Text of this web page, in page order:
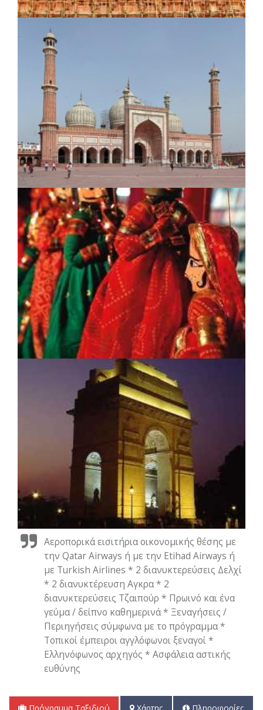
Αεροπορικά εισιτήρια οικονομικής θέσης με
την Qatar Airways ή με την Etihad Airways ή
με Turkish Airlines * 2 διανυκτερεύσεις Δελχί
* 2 διανυκτέρευση Αγκρα * 2
διανυκτερεύσεις Τζαιπούρ * Πρωινό και ένα
γεύμα / δείπνο καθημερινά * Ξεναγήσεις /
Περιηγήσεις σύμφωνα με το πρόγραμμα *
Τοπικοί έμπειροι αγγλόφωνοι ξεναγοί *
Ελληνόφωνος αρχηγός * Ασφάλεια αστικής
ευθύνης